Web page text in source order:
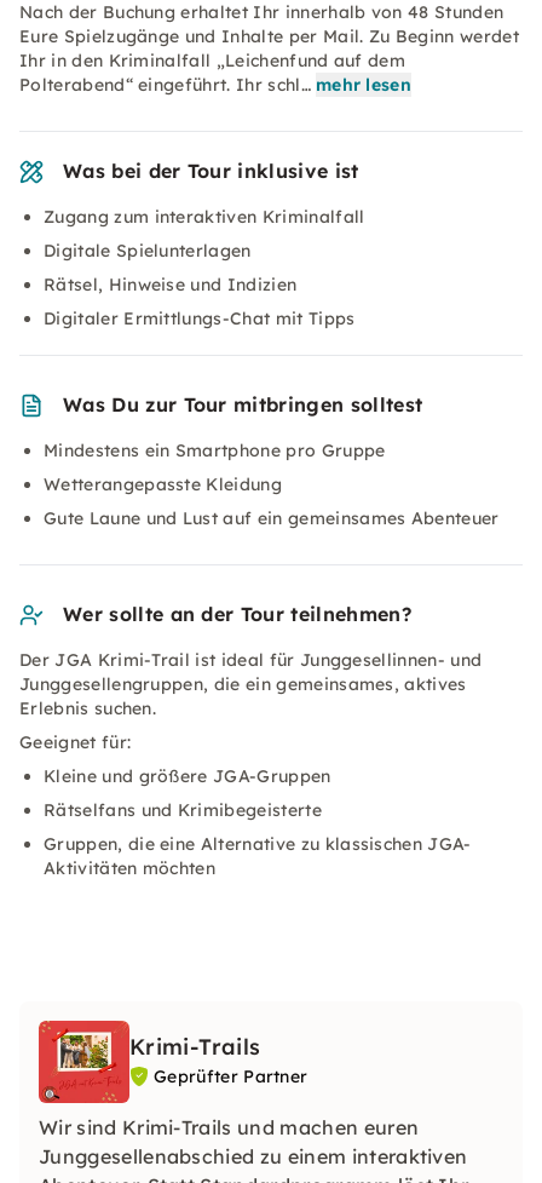
Nach der Buchung erhaltet Ihr innerhalb von 48 Stunden
Eure Spielzugänge und Inhalte per Mail. Zu Beginn werdet
Ihr in den Kriminalfall „Leichenfund auf dem
Polterabend“ eingeführt. Ihr schl… mehr lesen
Was bei der Tour inklusive ist
Zugang zum interaktiven Kriminalfall
Digitale Spielunterlagen
Rätsel, Hinweise und Indizien
Digitaler Ermittlungs-Chat mit Tipps
Was Du zur Tour mitbringen solltest
Mindestens ein Smartphone pro Gruppe
Wetterangepasste Kleidung
Gute Laune und Lust auf ein gemeinsames Abenteuer
Wer sollte an der Tour teilnehmen?
Der JGA Krimi-Trail ist ideal für Junggesellinnen- und
Junggesellengruppen, die ein gemeinsames, aktives
Erlebnis suchen.
Geeignet für:
Kleine und größere JGA-Gruppen
Rätselfans und Krimibegeisterte
Gruppen, die eine Alternative zu klassischen JGA-
Aktivitäten möchten
Krimi-Trails
Geprüfter Partner
Wir sind Krimi-Trails und machen euren
Junggesellenabschied zu einem interaktiven